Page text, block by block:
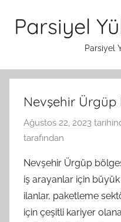
Parsiyel
Parsiyel
Nevşehir Ürgüp
Ağustos 22, 2023
tarafından
Nevşehir Ürgüp
iş arayanlar için büyük
ilanlar, paketleme
için çeşitli kariyer